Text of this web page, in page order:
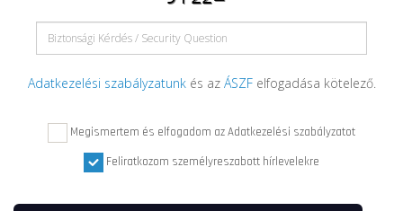
Adatkezelési szabályzatunkés az ÁSZFelfogadása kötelező.
Megismertem és elfogadom az Adatkezelési szabályzatot
Feliratkozom személyreszabott hírlevelekre